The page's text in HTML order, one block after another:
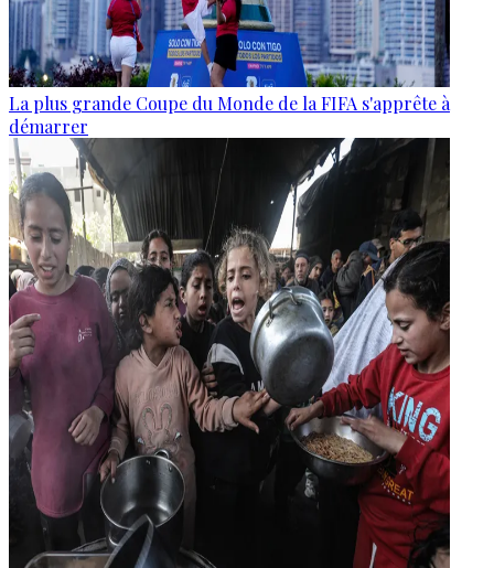
La plus grande Coupe du Monde de la FIFA s'apprête à
démarrer